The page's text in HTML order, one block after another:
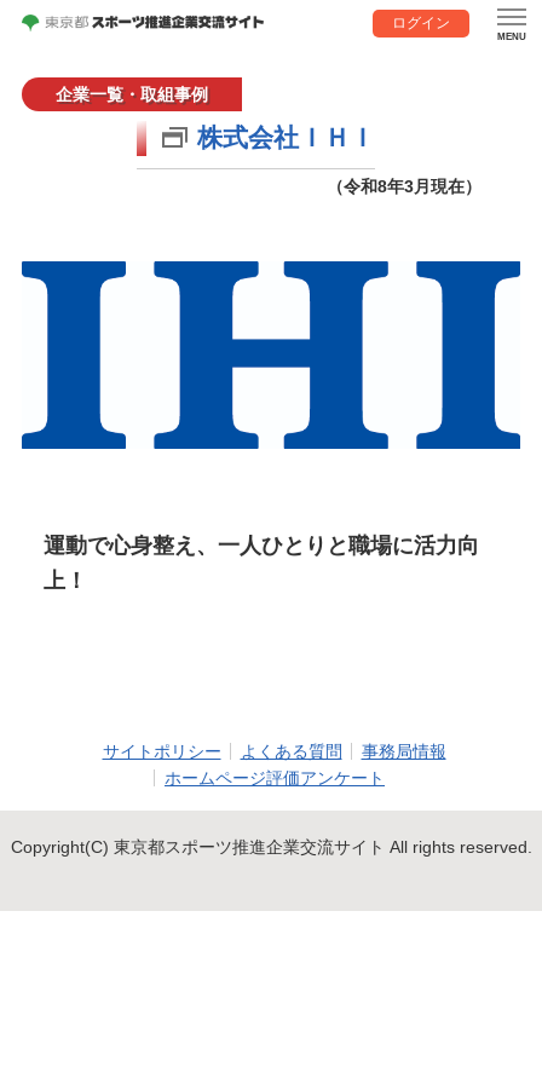
ログイン
企業一覧・取組事例
株式会社ＩＨＩ
（令和8年3月現在）
運動で心身整え、一人ひとりと職場に活力向
上！
サイトポリシー よくある質問
事務局情報
ホームページ評価アンケート
Copyright(C) 東京都スポーツ推進企業交流サイト All rights reserved.